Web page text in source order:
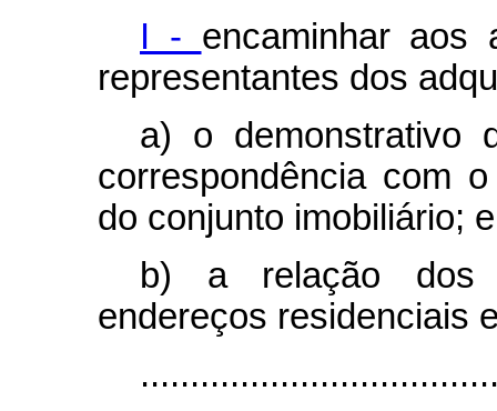
I - encaminhar aos
representantes dos
a) o demonstrativo
correspondência com
do conjunto imobiliário; e
b) a relação dos
endereços residenciais